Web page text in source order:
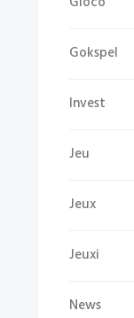
Gokspel
Invest
Jeu
Jeux
Jeuxi
News